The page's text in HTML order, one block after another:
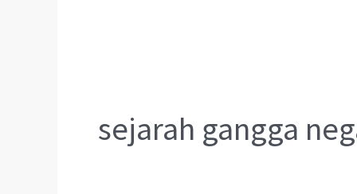
sejarah gangga